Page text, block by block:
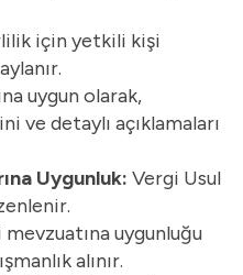
için yetkili kişi
uygun olarak,
ve detaylı açıklamaları
Uygunluk: Vergi Usul
uygunluğu
alınır.